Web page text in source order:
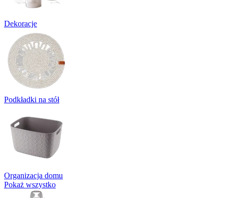
Dekoracje
Podkładki na stół
Organizacja domu
Pokaż wszystko